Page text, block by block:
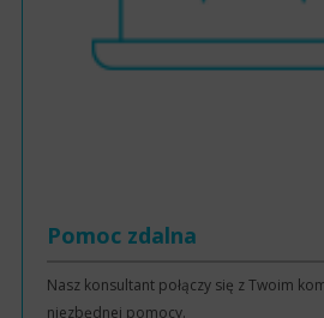
Pomoc zdalna
Nasz konsultant połączy się z Twoim
niezbędnej pomocy.